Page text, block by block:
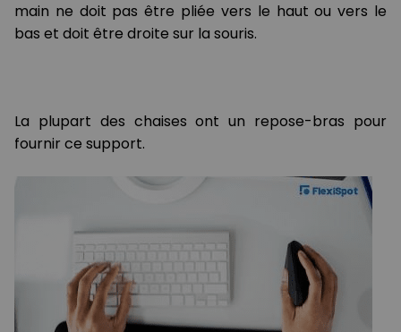
main ne doit pas être pliée vers le haut ou vers le
bas et doit être droite sur la souris.
La plupart des chaises ont un repose-bras pour
fournir ce support.